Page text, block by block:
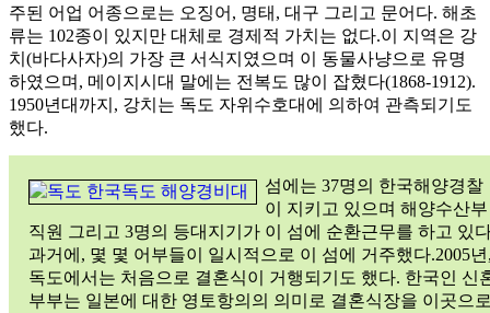
주된 어업 어종으로는 오징어, 명태, 대구 그리고 문어다. 해초
류는 102종이 있지만 대체로 경제적 가치는 없다.이 지역은 강
치(바다사자)의 가장 큰 서식지였으며 이 동물사냥으로 유명
하였으며, 메이지시대 말에는 전복도 많이 잡혔다(1868-1912).
1950년대까지, 강치는 독도 자위수호대에 의하여 관측되기도
했다.
섬에는 37명의 한국해양경찰
이 지키고 있으며 해양수산부
직원 그리고 3명의 등대지기가 이 섬에 순환근무를 하고 있
과거에, 몇 몇 어부들이 일시적으로 이 섬에 거주했다.2005
독도에서는 처음으로 결혼식이 거행되기도 했다. 한국인 신
부부는 일본에 대한 영토항의의 의미로 결혼식장을 이곳으